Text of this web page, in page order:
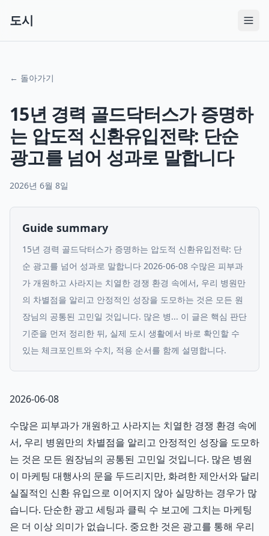
도시
← 돌아가기
15년 경력 골드닥터스가 증명하
는 압도적 신환유입전략: 단순
광고를 넘어 성과로 말합니다
2026년 6월 8일
Guide summary
15년 경력 골드닥터스가 증명하는 압도적 신환유입전략: 단
순 광고를 넘어 성과로 말합니다 2026-06-08 수많은 피부과
가 개원하고 사라지는 치열한 경쟁 환경 속에서, 우리 병원만
의 차별점을 알리고 안정적인 성장을 도모하는 것은 모든 원
장님의 공통된 고민일 것입니다. 많은 병... 이 글은 핵심 판단
기준을 먼저 정리한 뒤, 실제 도시 생활에서 바로 확인할 수
있는 체크포인트와 수치, 적용 순서를 함께 설명합니다.
2026-06-08
수많은 피부과가 개원하고 사라지는 치열한 경쟁 환경 속에
서, 우리 병원만의 차별점을 알리고 안정적인 성장을 도모하
는 것은 모든 원장님의 공통된 고민일 것입니다. 많은 병원
이 마케팅 대행사의 문을 두드리지만, 화려한 제안서와 달리
실질적인 신환 유입으로 이어지지 않아 실망하는 경우가 많
습니다. 단순한 광고 세팅과 클릭 수 보고에 그치는 마케팅
은 더 이상 의미가 없습니다. 중요한 것은 광고를 통해 우리